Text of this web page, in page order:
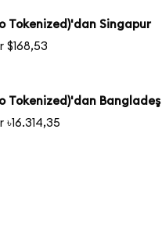
Tokenized)'dan Singapur
$168,53
Tokenized)'dan Bangladeş
৳16.314,35